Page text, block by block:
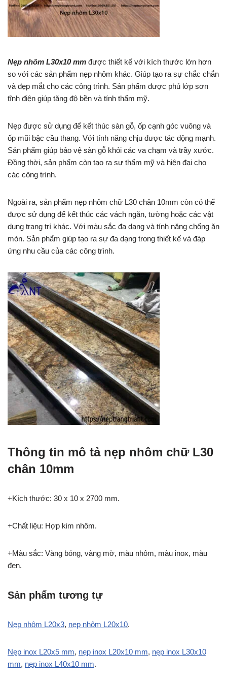
Nẹp nhôm L30x10 mm được thiết kế với kích thước lớn hơn
so với các sản phẩm nẹp nhôm khác. Giúp tạo ra sự chắc chắn
và đẹp mắt cho các công trình. Sản phẩm được phủ lớp sơn
tĩnh điện giúp tăng độ bền và tính thẩm mỹ.
Nẹp được sử dụng để kết thúc sàn gỗ, ốp cạnh góc vuông và
ốp mũi bậc cầu thang. Với tính năng chịu được tác động mạnh.
Sản phẩm giúp bảo vệ sàn gỗ khỏi các va chạm và trầy xước.
Đồng thời, sản phẩm còn tạo ra sự thẩm mỹ và hiện đại cho
các công trình.
Ngoài ra, sản phẩm nẹp nhôm chữ L30 chân 10mm còn có thể
được sử dụng để kết thúc các vách ngăn, tường hoặc các vật
dụng trang trí khác. Với màu sắc đa dạng và tính năng chống ăn
mòn. Sản phẩm giúp tạo ra sự đa dạng trong thiết kế và đáp
ứng nhu cầu của các công trình.
Thông tin mô tả nẹp nhôm chữ L30
chân 10mm
+Kích thước: 30 x 10 x 2700 mm.
+Chất liệu: Hợp kim nhôm.
+Màu sắc: Vàng bóng, vàng mờ, màu nhôm, màu inox, màu
đen.
Sản phẩm tương tự
Nẹp nhôm L20x3, nẹp nhôm L20x10.
Nẹp inox L20x5 mm, nẹp inox L20x10 mm, nẹp inox L30x10
mm, nẹp inox L40x10 mm.